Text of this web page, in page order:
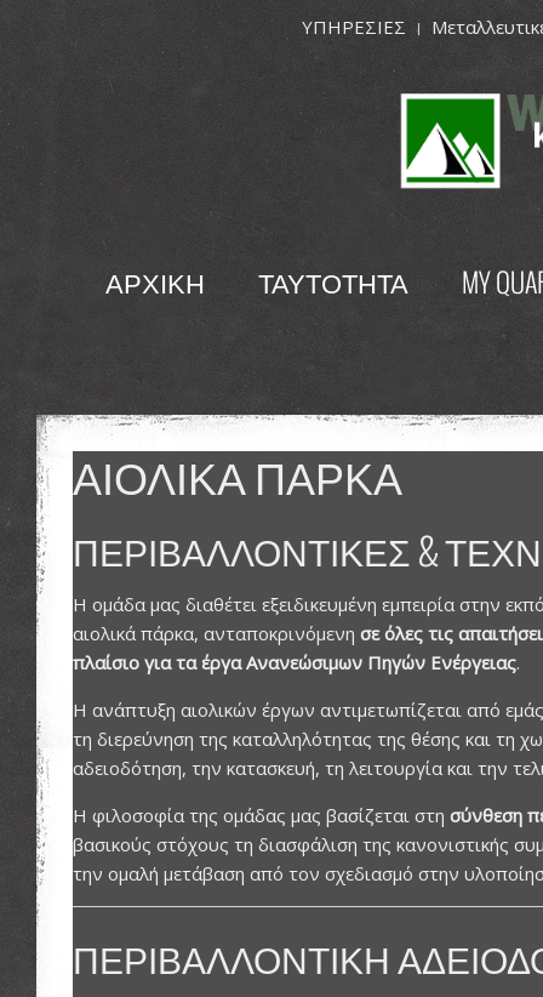
ΥΠΗΡΕΣΙΕΣ
ΑΡΧΙΚΗ ΤΑΥΤΟΤΗΤΑ MY
ΑΙΟΛΙΚΆ ΠΆΡΚΑ
ΠΕΡΙΒΑΛΛΟΝΤΙΚΈΣ &
Η ομάδα μας διαθέτει εξειδικευμένη εμπειρία στην
αιολικά πάρκα, ανταποκρινόμενη σε όλες τις
πλαίσιο για τα έργα Ανανεώσιμων Πηγών Ενέργειας.
Η ανάπτυξη αιολικών έργων αντιμετωπίζεται από
τη διερεύνηση της καταλληλότητας της θέσης και τη
αδειοδότηση, την κατασκευή, τη λειτουργία και την
Η φιλοσοφία της ομάδας μας βασίζεται στη σύνθεση
βασικούς στόχους τη διασφάλιση της κανονιστικής
την ομαλή μετάβαση από τον σχεδιασμό στην
ΠΕΡΙΒΑΛΛΟΝΤΙΚΉ